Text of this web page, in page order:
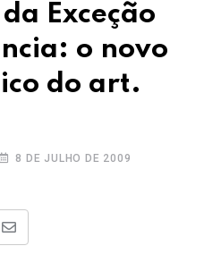
Exceção
o novo
do art.
8 DE JULHO DE 2009
Share